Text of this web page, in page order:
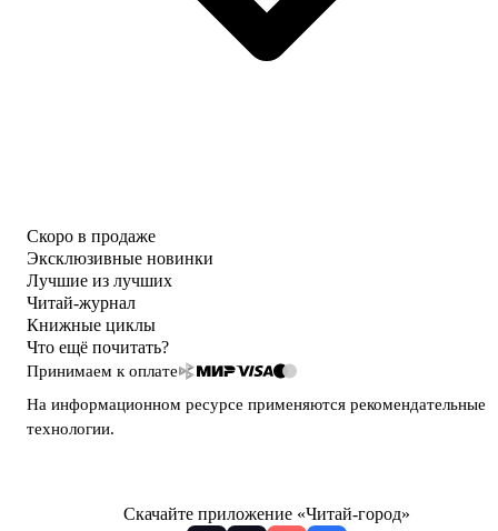
Скоро в продаже
Эксклюзивные новинки
Лучшие из лучших
Читай-журнал
Книжные циклы
Что ещё почитать?
Принимаем к оплате
На информационном ресурсе применяются рекомендательные
технологии.
Скачайте приложение «Читай-город»